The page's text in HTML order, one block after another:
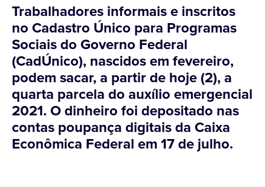
Trabalhadores informais e inscritos
no Cadastro Único para Programas
Sociais do Governo Federal
(CadÚnico), nascidos em fevereiro,
podem sacar, a partir de hoje (2), a
quarta parcela do auxílio emergencial
2021. O dinheiro foi depositado nas
contas poupança digitais da Caixa
Econômica Federal em 17 de julho.